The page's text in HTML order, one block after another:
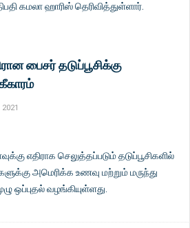
கமலா ஹாரிஸ் தெரிவித்துள்ளார்.
பைசர் தடுப்பூசிக்கு
எதிராக செலுத்தப்படும் தடுப்பூசிகளில்
அமெரிக்க உணவு மற்றும் மருந்து
ஒப்புதல் வழங்கியுள்ளது.